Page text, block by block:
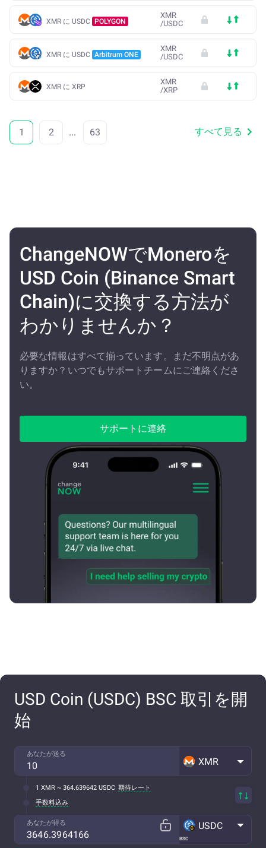
XMR に USDC POLYGON
XMR
/USDC
XMR に USDC Arbitrum ONE
XMR
/USDC
XMR に XRP
XMR
/XRP
1 2 ... 63 すべて見る
ChangeNOWでMoneroを
USD Coin (Binance Smart
Chain)に交換する方法が
わかりませんか？
必要な情報はすべて揃っています。まだ不明点があ
りますか？いつでもサポートチームにご連絡くださ
い。
サポートに連絡
USD Coin (USDC) BSC 取引を開
始
あなたが送る
XMR
1 XMR ~ 364.639642 USDC 期待レート
手数料込み
あなたが得る
BSC
USDC